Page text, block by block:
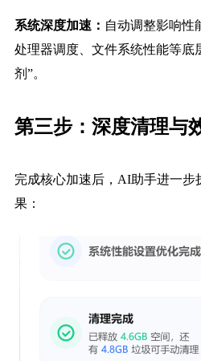
系统深度加速： 自动调整影响性
处理器调度、文件系统性能等底
剂”。
第三步：深度清理与
完成核心加速后，AI助手进一步
果：